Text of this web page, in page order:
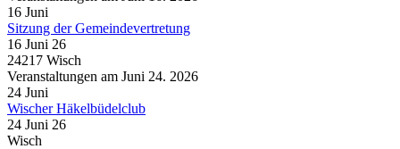
16 Juni
Sitzung der Gemeindevertretung
16 Juni 26
24217 Wisch
Veranstaltungen am Juni 24. 2026
24 Juni
Wischer Häkelbüdelclub
24 Juni 26
Wisch